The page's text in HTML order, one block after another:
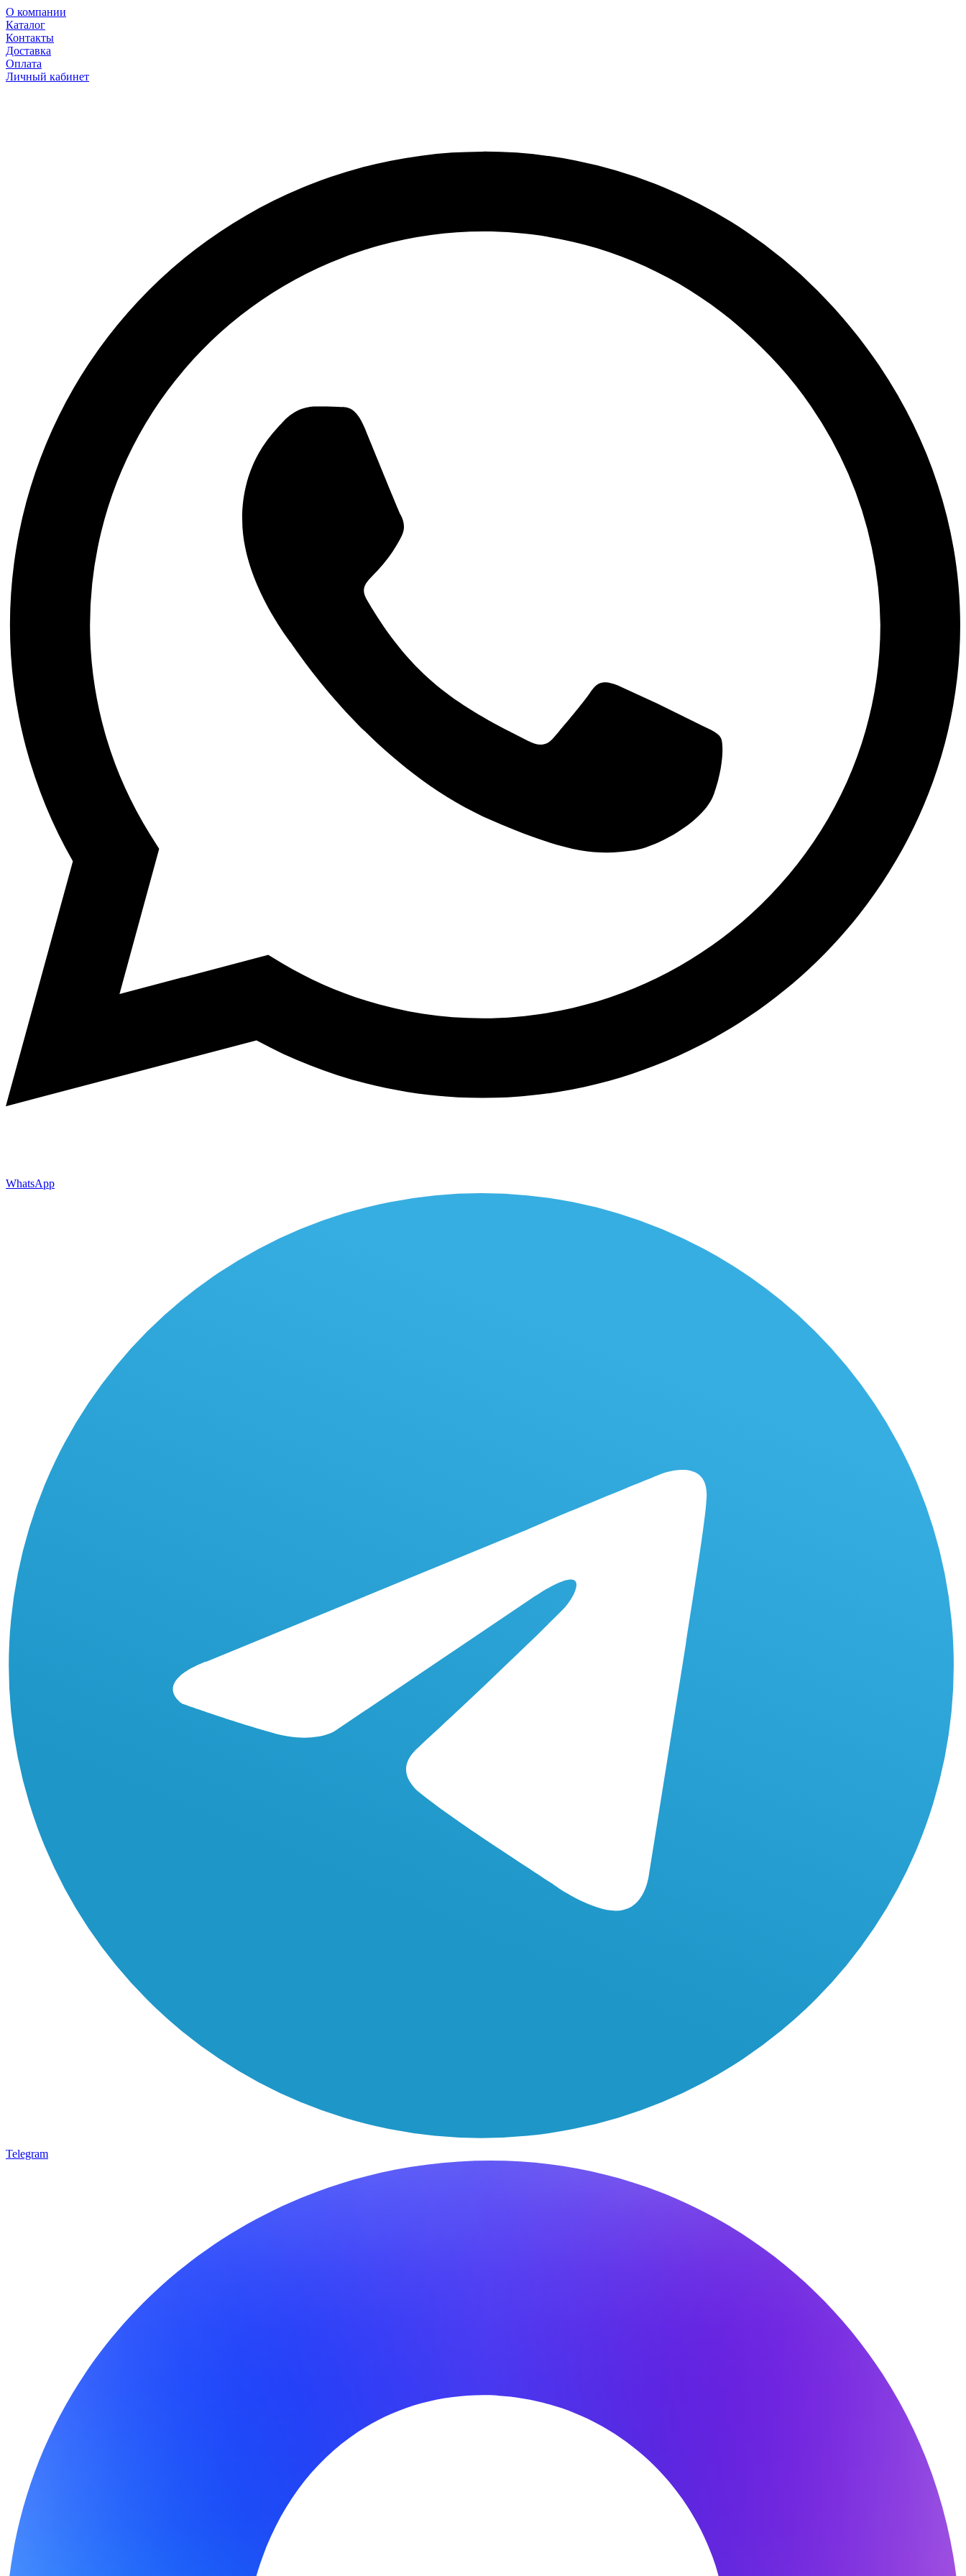
О компании
Каталог
Контакты
Доставка
Оплата
Личный кабинет
WhatsApp
Telegram